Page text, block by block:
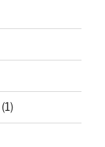
(1)